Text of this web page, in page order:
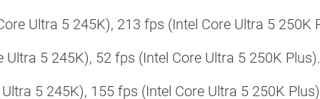
Ultra 5 245K), 213 fps (Intel Core Ultra 5 250K
5 245K), 52 fps (Intel Core Ultra 5 250K Plus).
5 245K), 155 fps (Intel Core Ultra 5 250K